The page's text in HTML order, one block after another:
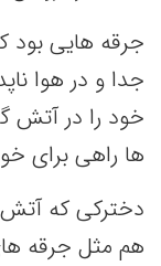
جرقه هایی بود
جدا و در هوا
خود را در آتش
ها راهی برای
دخترکی که آتش
هم مثل جرقه